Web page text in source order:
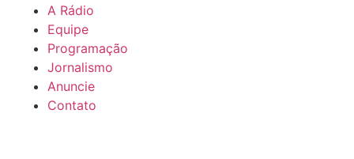
A Rádio
Equipe
Programação
Jornalismo
Anuncie
Contato